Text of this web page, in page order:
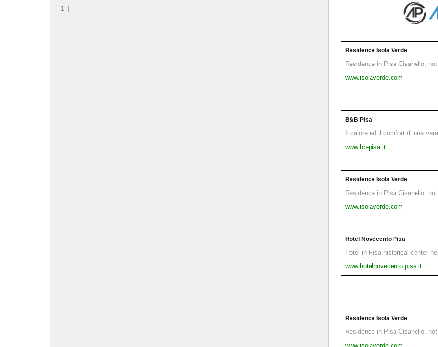
1 |
Residence Isola Verde
Residence in Pisa Cisanello,
www.isolaverde.com
B&B Pisa
Il calore ed il comfort di una
www.bb-pisa.it
Residence Isola Verde
Residence in Pisa Cisanello,
www.isolaverde.com
Hotel Novecento Pisa
Hotel in Pisa historical center
www.hotelnovecento.pisa.it
Residence Isola Verde
Residence in Pisa Cisanello,
www.isolaverde.com